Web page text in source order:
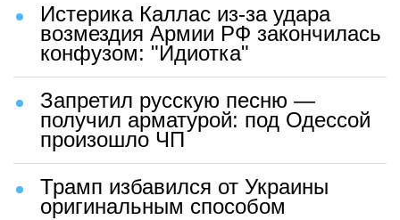
Истерика Каллас из-за удара
возмездия Армии РФ закончилась
конфузом: "Идиотка"
Запретил русскую песню —
получил арматурой: под Одессой
произошло ЧП
Трамп избавился от Украины
оригинальным способом